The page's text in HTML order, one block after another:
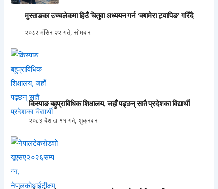
मुस्ताङका उच्चलेकमा हिउँ चितुवा अध्ययन गर्न ‘क्यामेरा ट्यापिङ’ गरिँदै
२०८२ मंसिर २२ गते, सोमबार
किस्पाङ बहुप्राविधिक शिक्षालय, जहाँ पढ्छन् सातै प्रदेशका विद्यार्थी
२०८३ बैशाख ११ गते, शुक्रबार